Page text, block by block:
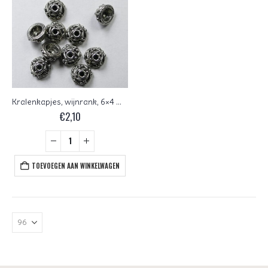
Kralenkapjes, wijnrank, 6×4 mm Antique Silver
€2,10
TOEVOEGEN AAN WINKELWAGEN